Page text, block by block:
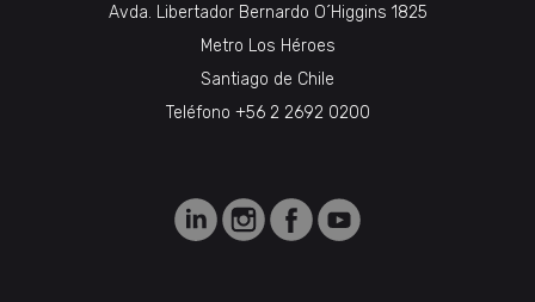
Avda. Libertador Bernardo O´Higgins 1825
Metro Los Héroes
Santiago de Chile
Teléfono +56 2 2692 0200